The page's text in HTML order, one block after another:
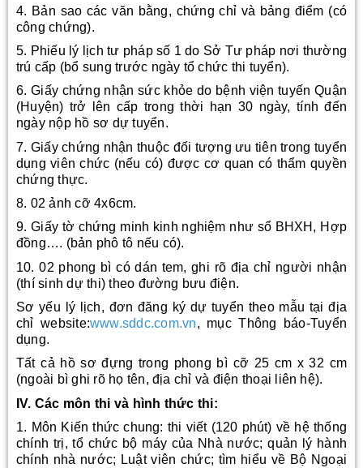
4. Bản sao các văn bằng, chứng chỉ và bảng điểm (có
công chứng).
5. Phiếu lý lịch tư pháp số 1 do Sở Tư pháp nơi thường
trú cấp (bổ sung trước ngày tổ chức thi tuyển).
6. Giấy chứng nhận sức khỏe do bệnh viện tuyến Quận
(Huyện) trở lên cấp trong thời hạn 30 ngày, tính đến
ngày nộp hồ sơ dự tuyển.
7. Giấy chứng nhận thuộc đối tượng ưu tiên trong tuyển
dụng viên chức (nếu có) được cơ quan có thẩm quyền
chứng thực.
8. 02 ảnh cỡ 4x6cm.
9. Giấy tờ chứng minh kinh nghiệm như sổ BHXH, Hợp
đồng…. (bản phô tô nếu có).
10. 02 phong bì có dán tem, ghi rõ địa chỉ người nhận
(thí sinh dự thi) theo đường bưu điện.
Sơ yếu lý lịch, đơn đăng ký dự tuyển theo mẫu tại địa
chỉ website:www.sddc.com.vn, mục Thông báo-Tuyển
dụng.
Tất cả hồ sơ đựng trong phong bì cỡ 25 cm x 32 cm
(ngoài bì ghi rõ họ tên, địa chỉ và điện thoại liên hệ).
IV. Các môn thi và hình thức thi:
1. Môn Kiến thức chung: thi viết (120 phút) về hệ thống
chính trị, tổ chức bộ máy của Nhà nước; quản lý hành
chính nhà nước; Luật viên chức; tìm hiểu về Bộ Ngoại